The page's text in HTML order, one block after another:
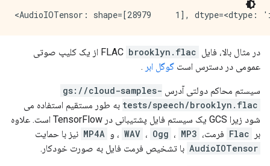
در مثال بالا، فایل FLAC brooklyn.flac
از یک کلیپ صوتی
عمومی در دسترس است گوگل ابر .
سیستم محاکم دولتی آدرس gs://cloud-samples-
tests/speech/brooklyn.flac به طور مستقیم استفاده می
شود زیرا GCS یک سیستم فایل پشتیبانی در TensorFlow است. علاوه
بر
Flac فرمت، WAV ، Ogg ، MP3 ، و MP4A نیز با حمایت
AudioIOTensor با تشخیص فرمت فایل به صورت خودکار.